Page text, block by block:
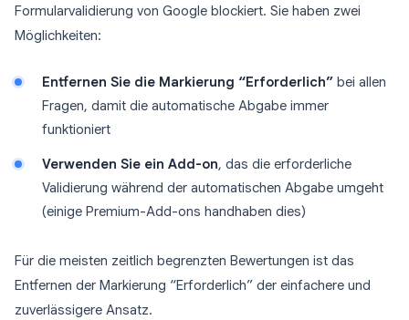
Formularvalidierung von Google blockiert. Sie haben zwei
Möglichkeiten:
Entfernen Sie die Markierung “Erforderlich” bei allen
Fragen, damit die automatische Abgabe immer
funktioniert
Verwenden Sie ein Add-on, das die erforderliche
Validierung während der automatischen Abgabe umgeht
(einige Premium-Add-ons handhaben dies)
Für die meisten zeitlich begrenzten Bewertungen ist das
Entfernen der Markierung “Erforderlich” der einfachere und
zuverlässigere Ansatz.